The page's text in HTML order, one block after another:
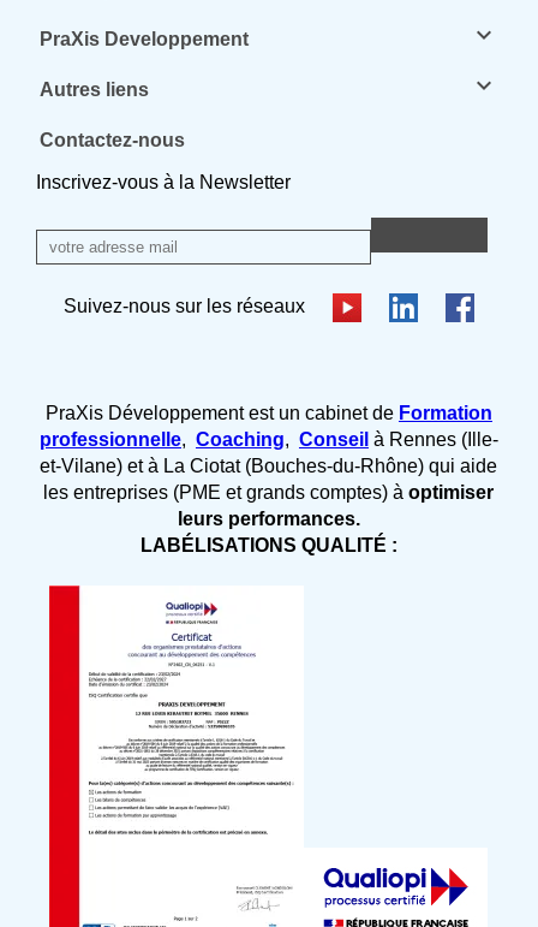
PraXis Developpement keyboard_arrow_down
Autres liens keyboard_arrow_down
Contactez-nous
Inscrivez-vous à la Newsletter
Suivez-nous sur les réseaux
PraXis Développement est un cabinet de Formation
professionnelle, Coaching, Conseil à Rennes (Ille-
et-Vilane) et à La Ciotat (Bouches-du-Rhône) qui aide
les entreprises (PME et grands comptes) àoptimiser
leurs performances.
LABÉLISATIONS QUALITÉ :